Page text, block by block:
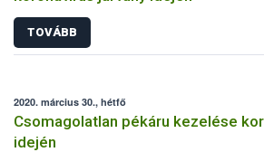
TOVÁBB
2020. március 30., hétfő
Csomagolatlan pékáru kezelése
idején